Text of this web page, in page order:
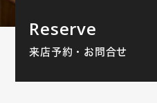
Reserve
来店予約・お問合せ